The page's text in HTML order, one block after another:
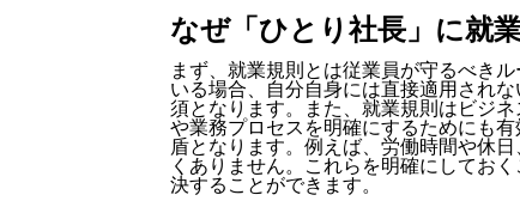
なぜ「ひとり社長」に就
まず、就業規則とは従業員が守るべき
いる場合、自分自身には直接適用され
須となります。また、就業規則はビジ
や業務プロセスを明確にするためにも
盾となります。例えば、労働時間や休
くありません。これらを明確にしてお
決することができます。